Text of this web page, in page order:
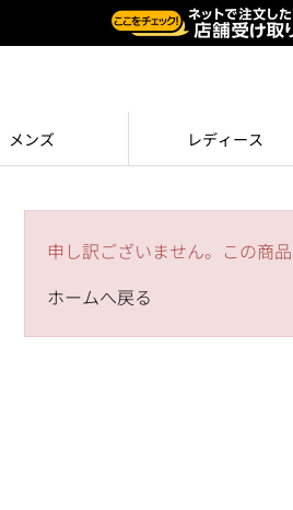
メンズ レディース
申し訳ございません。この商
ホームへ戻る